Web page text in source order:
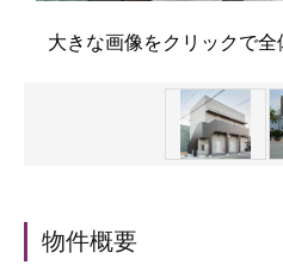
大きな画像をクリックで全
物件概要